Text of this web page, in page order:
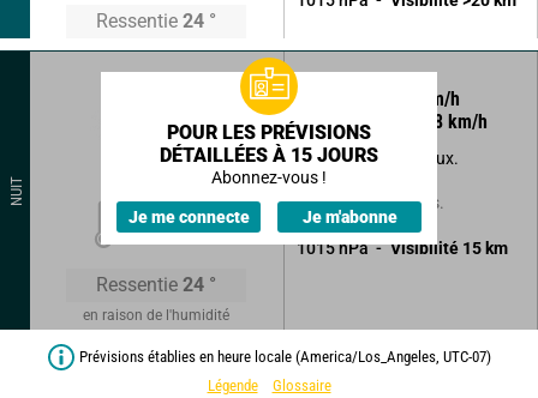
Ressentie 24 °
NUIT
21°
Ressentie 24 °
en raison de l'humidité
km/h
Rafales à
8 km/h
Ciel à moitié nuageux.
Sans précipitations.
1015hPa Visibilité 15 km
POUR LES PRÉVISIONS
DÉTAILLÉES À 15 JOURS
Abonnez-vous !
Je me connecte Je m'abonne
Prévisions établies en heure locale (America/Los_Angeles, UTC-07)
Légende
Glossaire